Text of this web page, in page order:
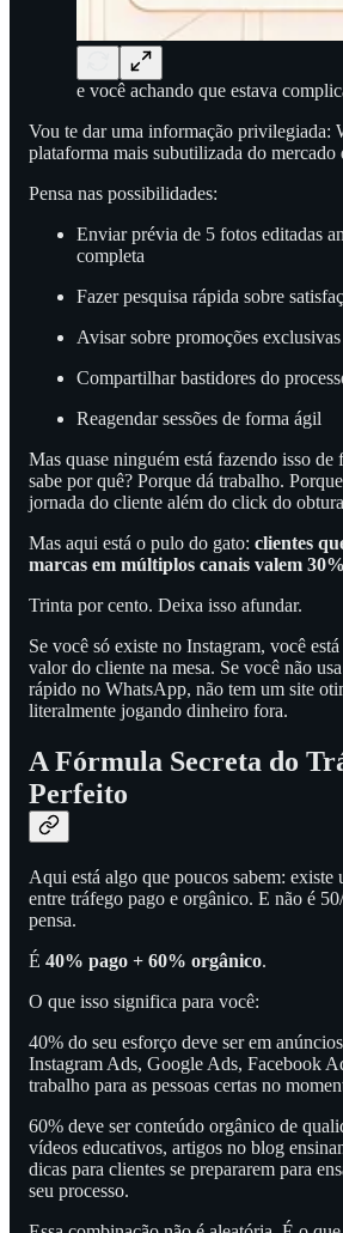
e você achando que estava
Vou te dar uma informação privilegiada:
plataforma mais subutilizada do mercado
Pensa nas possibilidades:
Enviar prévia de 5 fotos editadas
completa
Fazer pesquisa rápida sobre
Avisar sobre promoções exclusivas
Compartilhar bastidores do
Reagendar sessões de forma ágil
Mas quase ninguém está fazendo isso de
sabe por quê? Porque dá trabalho.
jornada do cliente além do click do
Mas aqui está o pulo do gato: clientes
marcas em múltiplos canais valem
Trinta por cento. Deixa isso afundar.
Se você só existe no Instagram, você
valor do cliente na mesa. Se você não
rápido no WhatsApp, não tem um site
literalmente jogando dinheiro fora.
A Fórmula Secreta do
Perfeito
Aqui está algo que poucos sabem: existe
entre tráfego pago e orgânico. E não é
pensa.
É 40% pago + 60% orgânico.
O que isso significa para você:
40% do seu esforço deve ser em
Instagram Ads, Google Ads, Facebook
trabalho para as pessoas certas no
60% deve ser conteúdo orgânico de
vídeos educativos, artigos no blog
dicas para clientes se prepararem para
seu processo.